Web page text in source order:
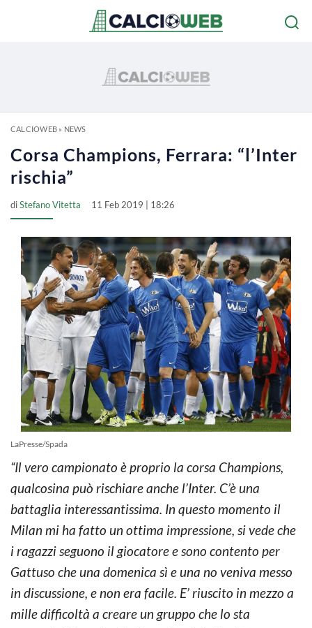
CALCIOWEB» NEWS
Corsa Champions, Ferrara: “l’Inter
rischia”
diStefano Vitetta 11 Feb 2019 | 18:26
LaPresse/Spada
“Il vero campionato è proprio la corsa Champions,
qualcosina può rischiare anche l’Inter. C’è una
battaglia interessantissima. In questo momento il
Milan mi ha fatto un ottima impressione, si vede che
i ragazzi seguono il giocatore e sono contento per
Gattuso che una domenica sì e una no veniva messo
in discussione, e non era facile. E’ riuscito in mezzo a
mille difficoltà a creare un gruppo che lo sta